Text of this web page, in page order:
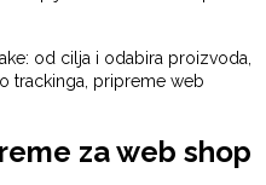
od cilja i odabira proizvoda,
trackinga, pripreme web
za web shop